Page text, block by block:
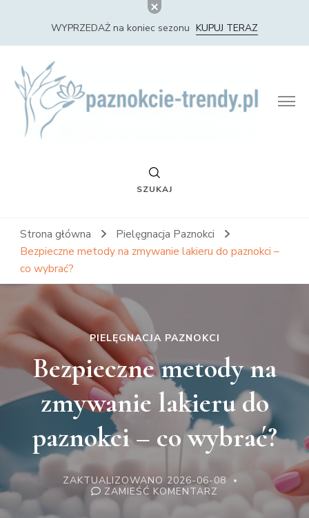
WYPRZEDAŻ na koniec sezonu KUPUJ TERAZ
Paznokcie Trendy – Nowości i Trendy w Stylizacji
Paznokci
SZUKAJ
Strona główna
Pielęgnacja Paznokci
Bezpieczne metody na zmywanie lakieru do paznokci –
co wybrać?
PIELĘGNACJA PAZNOKCI
Bezpieczne metody na
zmywanie lakieru do
paznokci – co wybrać?
ZAKTUALIZOWANO 2026-06-08
ZAMIEŚĆ KOMENTARZ